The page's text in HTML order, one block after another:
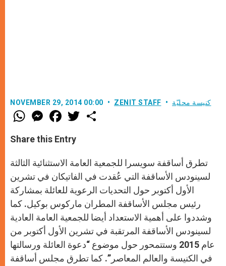
NOVEMBER 29, 2014 00:00 ZENIT STAFF كنيسة محليّة
W
h
t
s
p
p
M
e
s
e
g
e
r
F
a
e
b
o
k
w
r
Share this Entry
تطرق أساقفة سويسرا للجمعية العامة الاستثنائية الثالثة
لسينودس الأساقفة التي عُقدت في الفاتيكان في تشرين
الأول أكتوبر حول التحديات الرعوية للعائلة بمشاركة
رئيس مجلس الأساقفة المطران ماركوس بوكيل. كما
وشددوا على أهمية الاستعداد أيضا للجمعية العامة العادية
لسينودس الأساقفة المرتقبة في تشرين الأول أكتوبر من
عام 2015 وستتمحور حول موضوع “دعوة العائلة ورسالتها
في الكنيسة والعالم المعاصر”. كما تطرق مجلس أساقفة